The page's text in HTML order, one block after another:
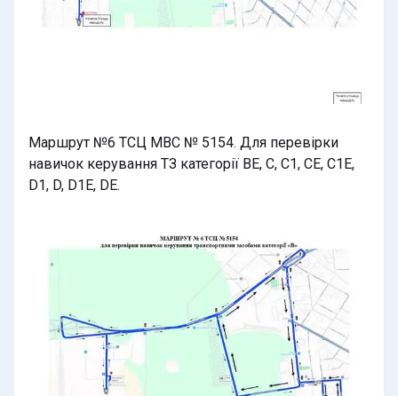
Маршрут №6 ТСЦ МВС № 5154. Для перевірки
навичок керування ТЗ категорії BE, C, C1, CE, C1E,
D1, D, D1E, DE.